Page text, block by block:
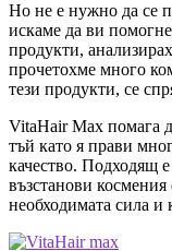
Но не е нужно да се
искаме да ви
продукти,
прочетохме много
тези продукти, се
VitaHair Max помага
тъй като я прави
качество. Подходящ
възстанови
необходимата сила и